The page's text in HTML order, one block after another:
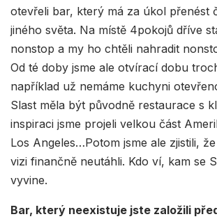
otevřeli bar, který má za úkol přenést
jiného světa. Na místě 4pokojů dříve
nonstop a my ho chtěli nahradit
Od té doby jsme ale otvírací dobu
například už nemáme kuchyni
Slast měla být původně restaurace s
inspiraci jsme projeli velkou část
Los Angeles…Potom jsme ale zjistili,
vizi finančně neutáhli. Kdo ví, kam se
vyvine.
Bar, který neexistuje jste založili